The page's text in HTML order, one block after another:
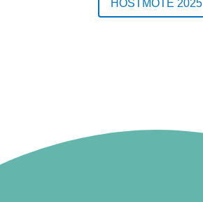
HÖSTMÖTE 2025